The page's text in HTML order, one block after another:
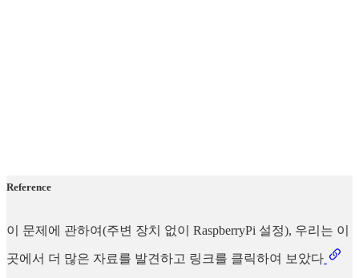
Reference
이 문제에 관하여(주변 장치 없이 RaspberryPi 설정), 우리는 이
곳에서 더 많은 자료를 발견하고 링크를 클릭하여 보았다